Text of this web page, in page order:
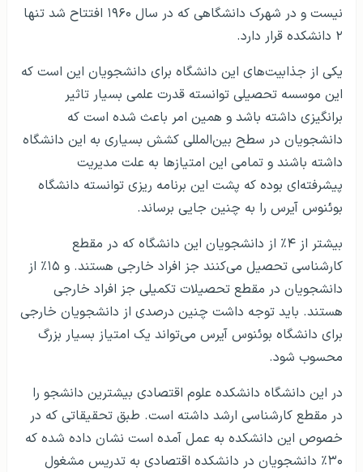
نیست و در شهرک دانشگاهی که در سال ۱۹۶۰ افتتاح شد تنها
۲ دانشکده قرار دارد.
یکی از جذابیت‌های این دانشگاه برای دانشجویان این است که
این موسسه تحصیلی توانسته قدرت علمی بسیار تاثیر
برانگیزی داشته باشد و همین امر باعث شده است که
دانشجویان در سطح بین‌المللی کشش بسیاری به این دانشگاه
داشته باشند و تمامی این امتیازها به علت مدیریت
پیشرفته‌ای بوده که پشت این برنامه ریزی توانسته دانشگاه
بوئنوس آیرس را به چنین جایی برساند.
بیشتر از ۴٪ از دانشجویان این دانشگاه که در مقطع
کارشناسی تحصیل می‌کنند جز افراد خارجی هستند. و ۱۵٪ از
دانشجویان در مقطع تحصیلات تکمیلی جز افراد خارجی
هستند. باید توجه داشت چنین درصدی از دانشجویان خارجی
برای دانشگاه بوئنوس آیرس می‌تواند یک امتیاز بسیار بزرگ
محسوب شود.
در این دانشگاه دانشکده علوم اقتصادی بیشترین دانشجو را
در مقطع کارشناسی ارشد داشته است. طبق تحقیقاتی که در
خصوص این دانشکده به عمل آمده است نشان داده شده که
۳۰٪ دانشجویان در دانشکده اقتصادی به تدریس مشغول